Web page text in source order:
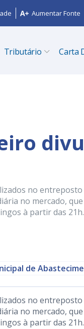
Aumentar Fonte
Tributário Carta
no
no mercado,
à partir das
de
no
no mercado,
à partir das 21h.